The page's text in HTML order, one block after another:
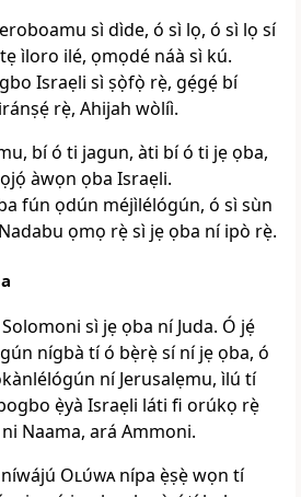
sì dìde, ó sì lọ, ó sì lọ sí
ìloro ilé, ọmọdé náà sì kú.
Israẹli sì ṣọ̀fọ̀ rẹ̀, gẹ́gẹ́ bí
rẹ̀, Ahijah wòlíì.
bí ó ti jagun, àti bí ó ti jẹ ọba,
àwọn ọba Israẹli.
fún ọdún méjìlélógún, ó sì sùn
ọmọ rẹ̀ sì jẹ ọba ní ipò rẹ̀.
sì jẹ ọba ní Juda. Ó jẹ́
nígbà tí ó bẹ̀rẹ̀ sí ní jẹ ọba, ó
ní Jerusalẹmu, ìlú tí
ẹ̀yà Israẹli láti fi orúkọ rẹ̀
Naama, ará Ammoni.
Olúwanípa ẹ̀ṣẹ̀ wọn tí